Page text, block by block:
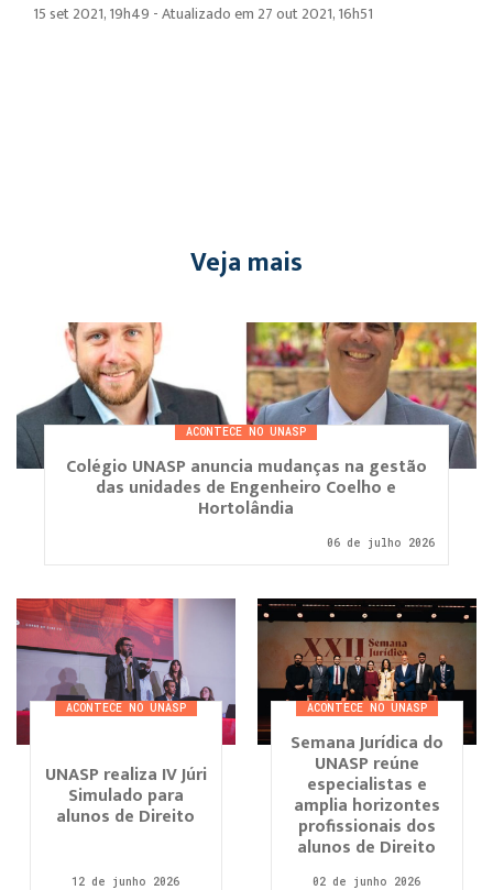
15 set 2021, 19h49 - Atualizado em 27 out 2021, 16h51
Veja mais
ACONTECE NO UNASP
Colégio UNASP anuncia mudanças na gestão
das unidades de Engenheiro Coelho e
Hortolândia
06 de julho 2026
ACONTECE NO UNASP
UNASP realiza IV Júri
Simulado para
alunos de Direito
12 de junho 2026
ACONTECE NO UNASP
Semana Jurídica do
UNASP reúne
especialistas e
amplia horizontes
profissionais dos
alunos de Direito
02 de junho 2026